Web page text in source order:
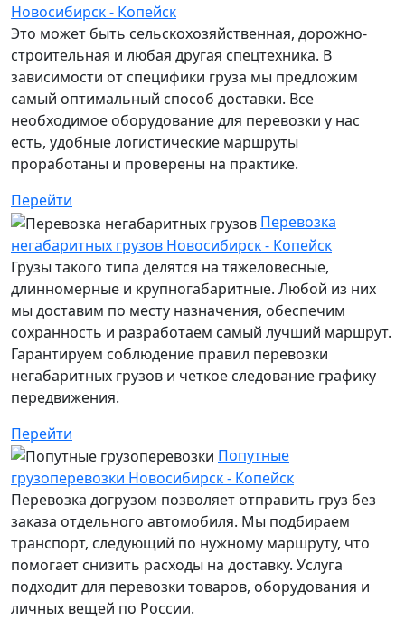
Новосибирск - Копейск
Это может быть сельскохозяйственная, дорожно-
строительная и любая другая спецтехника. В
зависимости от специфики груза мы предложим
самый оптимальный способ доставки. Все
необходимое оборудование для перевозки у нас
есть, удобные логистические маршруты
проработаны и проверены на практике.
Перейти
Перевозка
негабаритных грузов Новосибирск - Копейск
Грузы такого типа делятся на тяжеловесные,
длинномерные и крупногабаритные. Любой из них
мы доставим по месту назначения, обеспечим
сохранность и разработаем самый лучший маршрут.
Гарантируем соблюдение правил перевозки
негабаритных грузов и четкое следование графику
передвижения.
Перейти
Попутные
грузоперевозки Новосибирск - Копейск
Перевозка догрузом позволяет отправить груз без
заказа отдельного автомобиля. Мы подбираем
транспорт, следующий по нужному маршруту, что
помогает снизить расходы на доставку. Услуга
подходит для перевозки товаров, оборудования и
личных вещей по России.